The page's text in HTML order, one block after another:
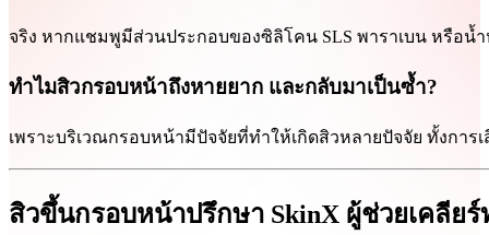
จริง หากแชมพูมีส่วนประกอบของซิลิโคน SLS พาราเบน หรือน้
ทำไมสิวกรอบหน้าถึงหายยาก และกลับมาเป็นซ้ำ?
เพราะบริเวณกรอบหน้ามีปัจจัยที่ทำให้เกิดสิวหลายปัจจัย ทั้งการ
สิวขึ้นกรอบหน้าปรึกษา SkinX ผู้ช่วยเคลีย